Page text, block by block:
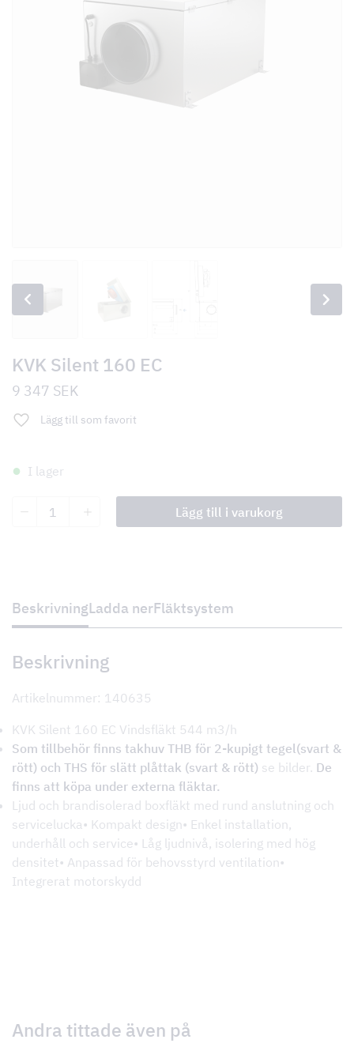
KVK Silent 160 EC
9 347 SEK
Lägg till som favorit
I lager
Lägg till i varukorg
BeskrivningLadda nerFläktsystem
Beskrivning
Artikelnummer: 140635
KVK Silent 160 EC Vindsfläkt 544 m3/h
Som tillbehör finns takhuv THB för 2-kupigt tegel(svart &
rött) och THS för slätt plåttak (svart & rött) se bilder. De
finns att köpa under externa fläktar.
Ljud och brandisolerad boxfläkt med rund anslutning och
servicelucka• Kompakt design• Enkel installation,
underhåll och service• Låg ljudnivå, isolering med hög
densitet• Anpassad för behovsstyrd ventilation•
Integrerat motorskydd
Andra tittade även på